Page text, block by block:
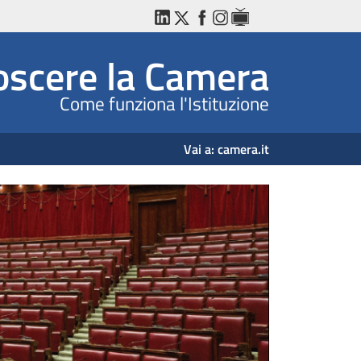
LinkedInTwitterFacebookInstagram
WebTV
la Camera
Come funziona l'Istituzione
Vai a: camera.it